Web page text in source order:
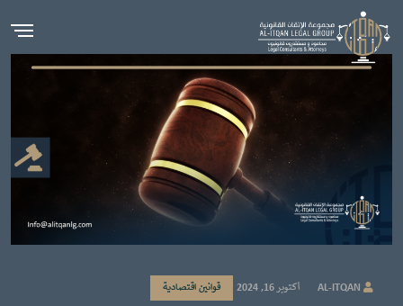
أكتوبر 16, 2024 قوانين اقتصادية